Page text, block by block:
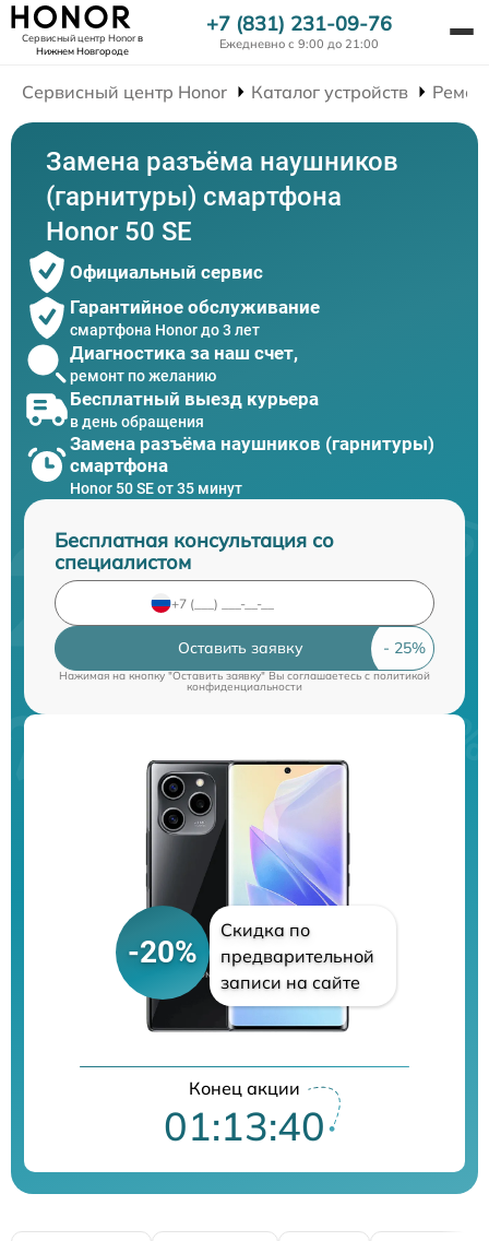
Сервисный центр Honorв
Нижнем Новгороде
+7 (831) 231-09-76
Ежедневно с 9:00 до 21:00
Сервисный центр Honor Каталог устройств
Замена разъёма наушников
(гарнитуры) смартфона
Honor 50 SE
Официальный сервис
Гарантийное обслуживание
смартфона Honor до 3 лет
Диагностика за наш счет,
ремонт по желанию
Бесплатный выезд курьера
в день обращения
Замена разъёма наушников (гарнитуры)
смартфона
Honor 50 SE от 35 минут
Бесплатная консультация со
специалистом
Оставить заявку
Нажимая на кнопку "Оставить заявку" Вы соглашаетесь cполитикой
конфиденциальности
-20%
Скидка по
предварительной
записи на сайте
Конец акции
01:13:39